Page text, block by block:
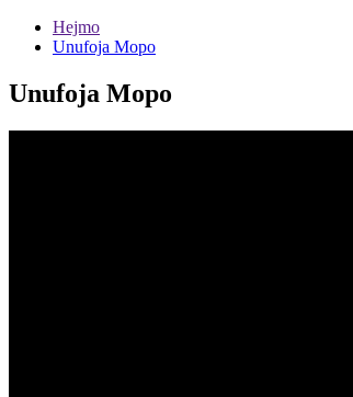
Hejmo
Unufoja Mopo
Unufoja Mopo